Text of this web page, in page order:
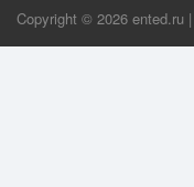
Copyright © 2026 ented.ru |